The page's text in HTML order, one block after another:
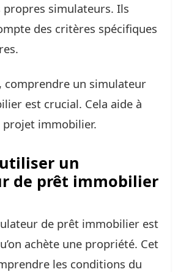
propres simulateurs. Ils
des critères spécifiques
, comprendre un simulateur
est crucial. Cela aide à
immobilier.
un
de prêt immobilier
de prêt immobilier est
achète une propriété. Cet
les conditions du